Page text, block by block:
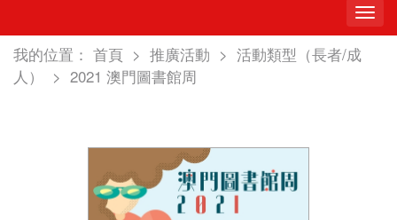
我的位置： 首頁 > 推廣活動 > 活動類型（長者/成
人）
> 2021 澳門圖書館周